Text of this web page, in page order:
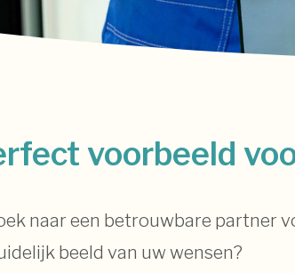
voorbeeld
naar een betrouwbare partner
beeld van uw wensen?